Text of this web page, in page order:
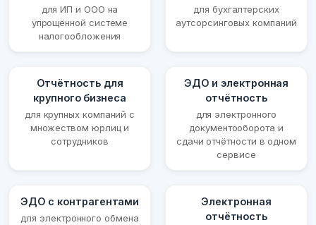
для ИП и ООО на
упрощённой системе
налогообложения
для бухгалтерских
аутсорсинговых компаний
Отчётность для
крупного бизнеса
для крупных компаний с
множеством юрлиц и
сотрудников
ЭДО и электронная
отчётность
для электронного
документооборота и
сдачи отчётности в одном
сервисе
ЭДО с контрагентами
для электронного обмена
Электронная
отчётность